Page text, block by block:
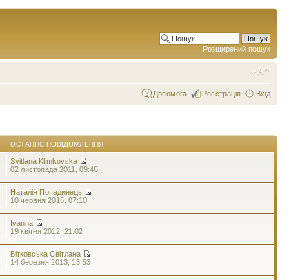
Розширений пошук
Допомога Реєстрація Вхід
ОСТАННЄ ПОВІДОМЛЕННЯ
Svitlana Klimkovska
02 листопада 2011, 09:46
Наталія Попадинець
10 червня 2015, 07:10
Ivanna
19 квітня 2012, 21:02
Вітковська Світлана
14 березня 2013, 13:53